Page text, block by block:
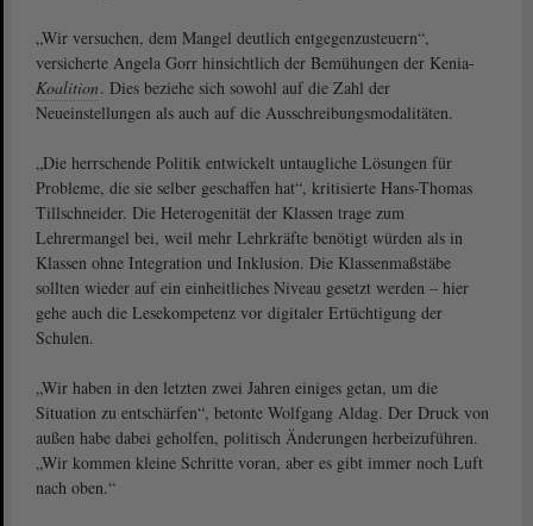
„Wir versuchen, dem Mangel deutlich entgegenzusteuern“,
versicherte Angela Gorr hinsichtlich der Bemühungen der Kenia-
Koalition. Dies beziehe sich sowohl auf die Zahl der
Neueinstellungen als auch auf die Ausschreibungsmodalitäten.
„Die herrschende Politik entwickelt untaugliche Lösungen für
Probleme, die sie selber geschaffen hat“, kritisierte Hans-Thomas
Tillschneider. Die Heterogenität der Klassen trage zum
Lehrermangel bei, weil mehr Lehrkräfte benötigt würden als in
Klassen ohne Integration und Inklusion. Die Klassenmaßstäbe
sollten wieder auf ein einheitliches Niveau gesetzt werden – hier
gehe auch die Lesekompetenz vor digitaler Ertüchtigung der
Schulen.
„Wir haben in den letzten zwei Jahren einiges getan, um die
Situation zu entschärfen“, betonte Wolfgang Aldag. Der Druck von
außen habe dabei geholfen, politisch Änderungen herbeizuführen.
„Wir kommen kleine Schritte voran, aber es gibt immer noch Luft
nach oben.“